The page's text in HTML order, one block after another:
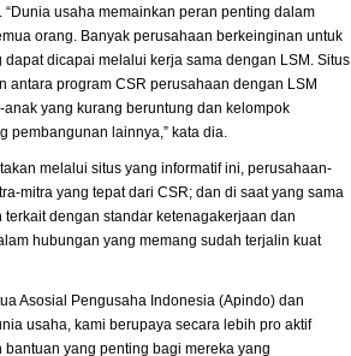
usaha memainkan peran penting dalam
orang. Banyak perusahaan berkeinginan untuk
dicapai melalui kerja sama dengan LSM. Situs
program CSR perusahaan dengan LSM
yang kurang beruntung dan kelompok
pembangunan lainnya,” kata dia.
melalui situs yang informatif ini, perusahaan-
mitra yang tepat dari CSR; dan di saat yang sama
dengan standar ketenagakerjaan dan
hubungan yang memang sudah terjalin kuat
Asosial Pengusaha Indonesia (Apindo) dan
usaha, kami berupaya secara lebih pro aktif
yang penting bagi mereka yang